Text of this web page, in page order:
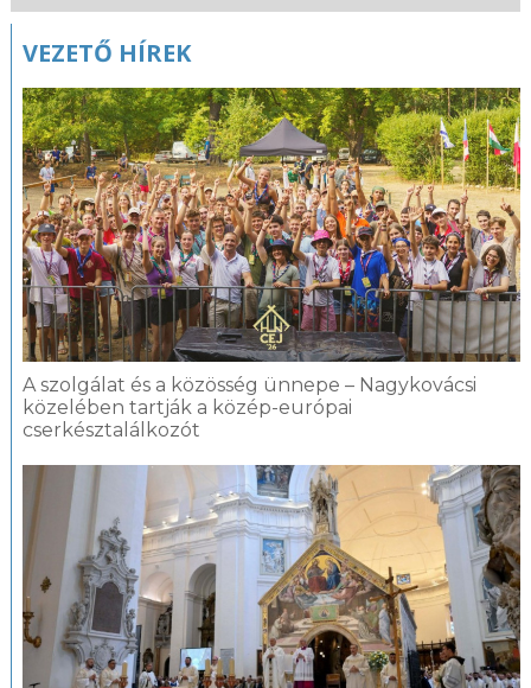
Kapcsolódó
VEZETŐ HÍREK
A szolgálat és a közösség ünnepe – Nagykovácsi
közelében tartják a közép-európai
cserkésztalálkozót